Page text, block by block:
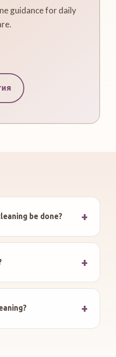
guidance for daily
be done?